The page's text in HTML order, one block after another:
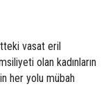
vasat eril
olan kadınların
her yolu mübah